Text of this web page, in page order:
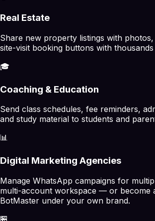
Real Estate
Share new property listings with
site-visit booking buttons with
🎓
Coaching & Education
Send class schedules, fee reminders,
and study material to students and
📊
Digital Marketing Agencies
Manage WhatsApp campaigns for
multi-account workspace — or become
BotMaster under your own brand.
🏪